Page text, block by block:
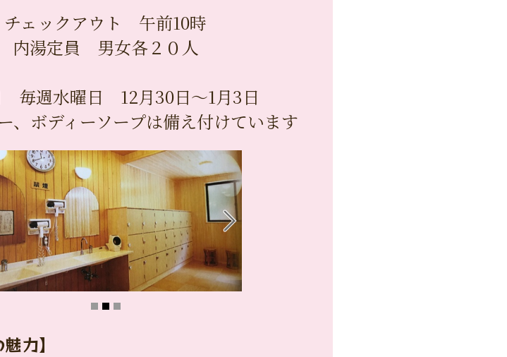
チェックアウト 午前10時
内湯定員 男女各２０人
毎週水曜日 12月30日〜1月3日
、ボディーソープは備え付けています
力】